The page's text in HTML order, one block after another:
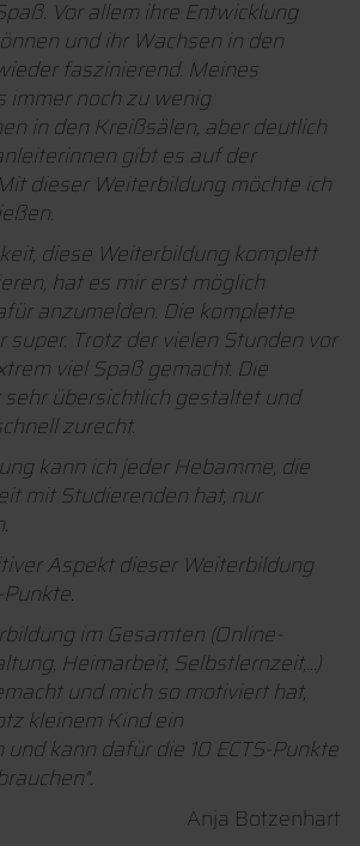
Vor allem ihre Entwicklung
und ihr Wachsen in den
faszinierend. Meines
immer noch zu wenig
in den Kreißsälen, aber deutlich
gibt es auf der
dieser Weiterbildung möchte ich
diese Weiterbildung komplett
hat es mir erst möglich
anzumelden. Die komplette
super. Trotz der vielen Stunden vor
viel Spaß gemacht. Die
übersichtlich gestaltet und
zurecht.
kann ich jeder Hebamme, die
mit Studierenden hat, nur
Aspekt dieser Weiterbildung
im Gesamten (Online-
Heimarbeit, Selbstlernzeit,...)
und mich so motiviert hat,
kleinem Kind ein
kann dafür die 10 ECTS-Punkte
Anja Botzenhart